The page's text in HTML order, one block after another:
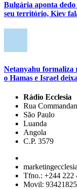
Bulgária aponta dedo
seu território, Kiev
Netanyahu formaliza
o Hamas e Israel
Rádio Ecclesia
Rua
São Paulo
Luanda
Angola
C.P. 3579
Tfno.: +244 222
Movil: